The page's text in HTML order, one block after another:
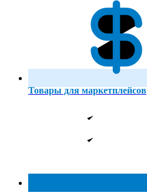
Товары для маркетплейсов